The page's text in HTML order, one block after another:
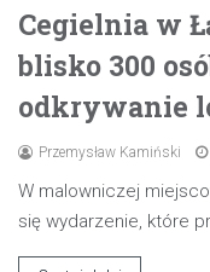
Cegielnia w
blisko 300
odkrywanie
Przemysław Kamiński
W malowniczej
się wydarzenie, które